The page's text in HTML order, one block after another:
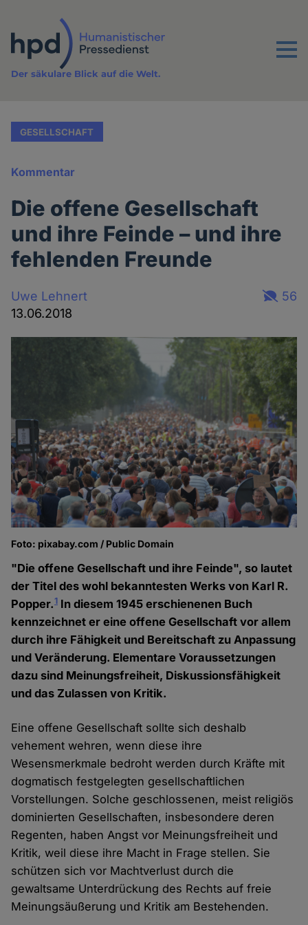
Inhalt
Menu
Der säkulare Blick auf die Welt.
GESELLSCHAFT
Kommentar
Die offene Gesellschaft
und ihre Feinde – und ihre
fehlenden Freunde
Uwe Lehnert
13.06.2018
56
Foto: pixabay.com / Public Domain
"Die offene Gesellschaft und ihre Feinde", so lautet
der Titel des wohl bekanntesten Werks von Karl R.
Popper.1 In diesem 1945 erschienenen Buch
kennzeichnet er eine offene Gesellschaft vor allem
durch ihre Fähigkeit und Bereitschaft zu Anpassung
und Veränderung. Elementare Voraussetzungen
dazu sind Meinungsfreiheit, Diskussionsfähigkeit
und das Zulassen von Kritik.
Eine offene Gesellschaft sollte sich deshalb
vehement wehren, wenn diese ihre
Wesensmerkmale bedroht werden durch Kräfte mit
dogmatisch festgelegten gesellschaftlichen
Vorstellungen. Solche geschlossenen, meist religiös
dominierten Gesellschaften, insbesondere deren
Regenten, haben Angst vor Meinungsfreiheit und
Kritik, weil diese ihre Macht in Frage stellen. Sie
schützen sich vor Machtverlust durch die
gewaltsame Unterdrückung des Rechts auf freie
Meinungsäußerung und Kritik am Bestehenden.